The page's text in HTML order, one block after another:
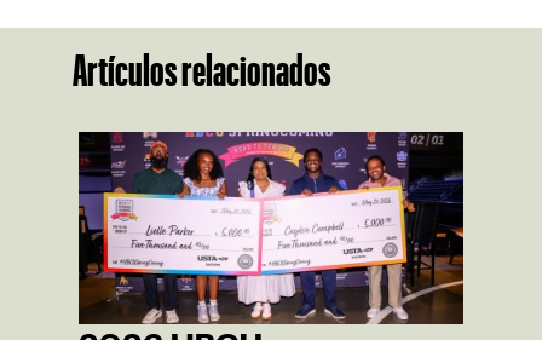
Artículos relacionados